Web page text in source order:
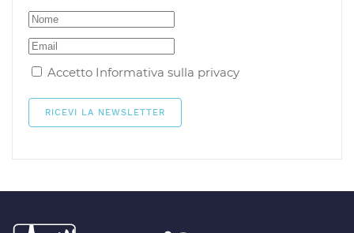
Accetto Informativa sulla privacy